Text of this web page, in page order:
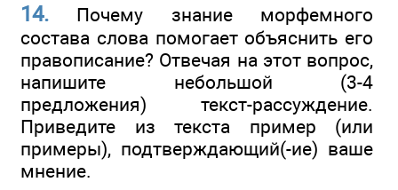
14. Почему знание морфемного
состава слова помогает объяснить его
правописание? Отвечая на этот вопрос,
напишите небольшой (3-4
предложения) текст-рассуждение.
Приведите из текста пример (или
примеры), подтверждающий(-ие) ваше
мнение.